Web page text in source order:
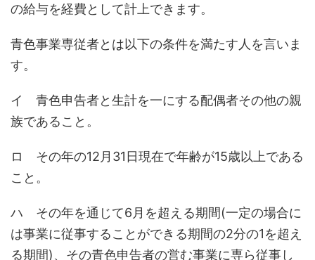
の給与を経費として計上できます。
青色事業専従者とは以下の条件を満たす人を言いま
す。
イ 青色申告者と生計を一にする配偶者その他の親
族であること。
ロ その年の12月31日現在で年齢が15歳以上である
こと。
ハ その年を通じて6月を超える期間(一定の場合に
は事業に従事することができる期間の2分の1を超え
る期間)、その青色申告者の営む事業に専ら従事し